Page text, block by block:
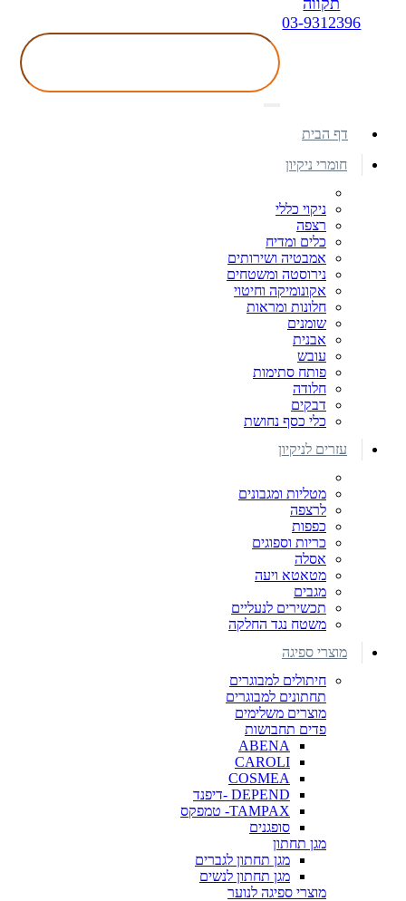
תקווה
03-9312396
דף הבית
חומרי ניקיון
ניקוי כללי
רצפה
כלים ומדיח
אמבטיה ושירותים
נירוסטה ומשטחים
אקונומיקה וחיטוי
חלונות ומראות
שומנים
אבנית
עובש
פותח סתימות
חלודה
דבקים
כלי כסף נחושת
עזרים לניקיון
מטליות ומגבונים
לרצפה
כפפות
כריות וספוגים
אסלה
מטאטא ויעה
מגבים
תכשירים לנעליים
משטח נגד החלקה
מוצרי ספיגה
חיתולים למבוגרים
תחתונים למבוגרים
מוצרים משלימים
פדים תחבושות
ABENA
CAROLI
COSMEA
DEPEND -דיפנד
TAMPAX- טמפקס
סופגנים
מגן תחתון
מגן תחתון לגברים
מגן תחתון לנשים
מוצרי ספיגה לנוער